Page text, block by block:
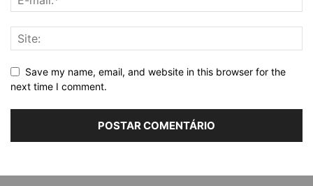
Save my name, email, and website in this browser for the
next time I comment.